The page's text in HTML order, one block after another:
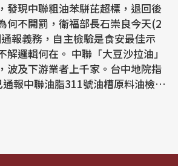
發現中聯粗油苯駢芘超標，退回後
何不開罰，衛福部長石崇良今天(2
報義務，自主檢驗是食安最佳示
中聯「大豆沙拉油」
波及下游業者上千家。台中地院指
報中聯油脂311號油槽原料油檢驗